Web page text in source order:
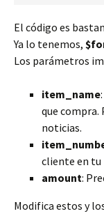
El código es
Ya lo tenemos,
Los parámetros
item_name
que compra.
noticias.
cliente en tu
amount:
Modifica estos y